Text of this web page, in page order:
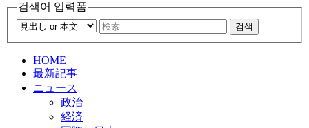
검색어 입력폼
검색
HOME
最新記事
ニュース
政治
経済